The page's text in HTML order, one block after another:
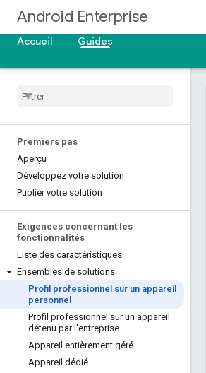
Android Enterprise
Accueil
Guides
Premiers pas
Aperçu
Développez votre solution
Publier votre solution
Exigences concernant les
fonctionnalités
Liste des caractéristiques
Ensembles de solutions
Profil professionnel sur un appareil
personnel
Profil professionnel sur un appareil
détenu par l'entreprise
Appareil entièrement géré
Appareil dédié